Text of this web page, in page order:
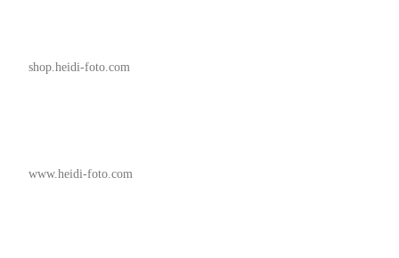
shop.heidi-foto.com
www.heidi-foto.com